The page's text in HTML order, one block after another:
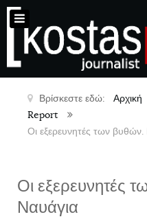
Βρίσκεστε εδώ: Αρχική
Report
Οι εξερευνητές των
Οι εξερευνητές
Ναυάγια